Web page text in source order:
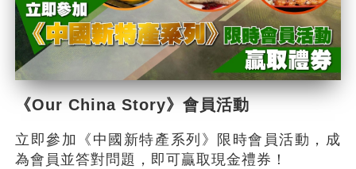
《Our China Story》會員活動
立即參加《中國新特產系列》限時會員活動，成
為會員並答對問題，即可贏取現金禮券！